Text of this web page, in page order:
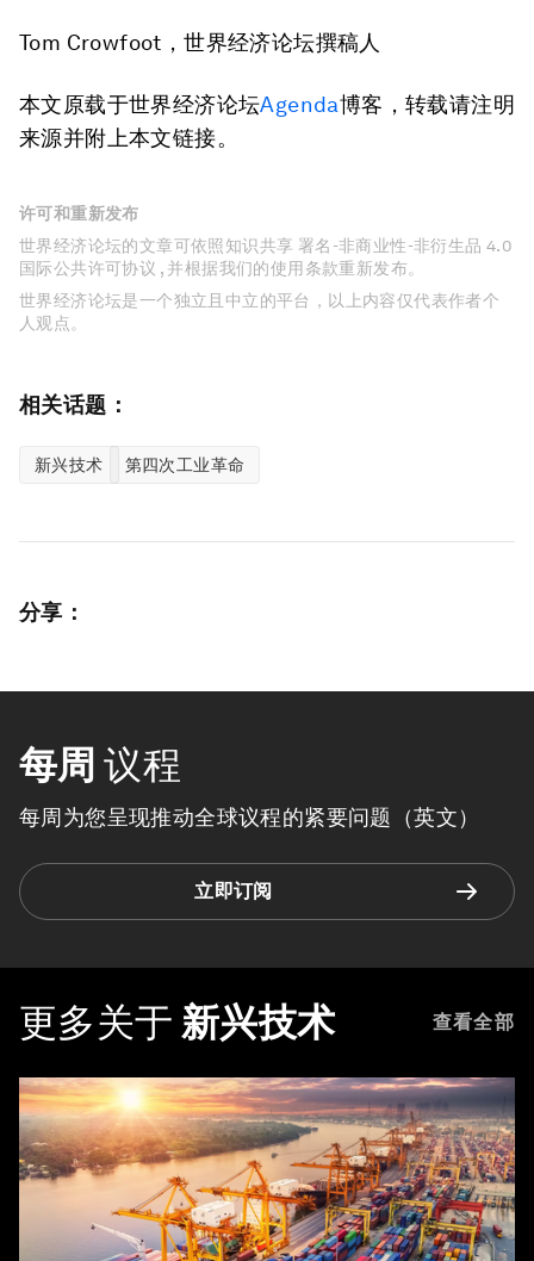
Tom Crowfoot，世界经济论坛撰稿人
本文原载于世界经济论坛Agenda博客，转载请注明
来源并附上本文链接。
许可和重新发布
世界经济论坛的文章可依照知识共享 署名-非商业性-非衍生品 4.0
国际公共许可协议 , 并根据我们的使用条款重新发布。
世界经济论坛是一个独立且中立的平台，以上内容仅代表作者个
人观点。
相关话题：
新兴技术 第四次工业革命
分享：
每周 议程
每周为您呈现推动全球议程的紧要问题（英文）
立即订阅
更多关于 新兴技术 查看全部